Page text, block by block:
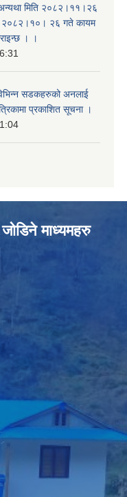
मिति २०८२।११।२६
२०८२।१०। २६ गते कायम
। ।
सडकहरुको अनलाई
प्रकाशित सूचना ।
माध्यमहरु